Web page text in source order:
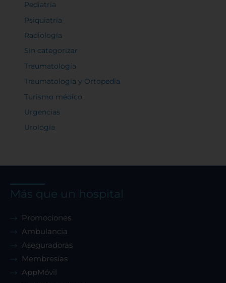
Pediatría
Psiquiatría
Radiología
Sin categorizar
Traumatología
Traumatología y Ortopedia
Turismo médico
Urgencias
Urología
Más que un hospital
Promociones
Ambulancia
Aseguradoras
Membresías
AppMóvil